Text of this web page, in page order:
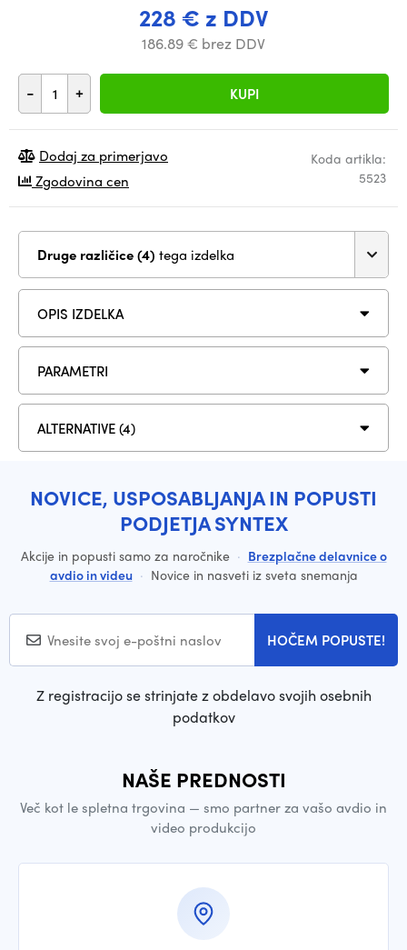
228 € z DDV
186.89 € brez DDV
- + KUPI
Koda artikla:
5523
Dodaj za primerjavo
Zgodovina cen
Druge različice (4) tega izdelka
OPIS IZDELKA
PARAMETRI
ALTERNATIVE (4)
NOVICE, USPOSABLJANJA IN POPUSTI
PODJETJA SYNTEX
Akcije in popusti samo za naročnike · Brezplačne delavnice o
avdio in videu · Novice in nasveti iz sveta snemanja
HOČEM POPUSTE!
Z registracijo se strinjate z obdelavo svojih osebnih
podatkov
NAŠE PREDNOSTI
Več kot le spletna trgovina — smo partner za vašo avdio in
video produkcijo